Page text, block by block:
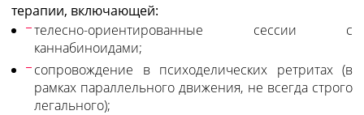
терапии, включающей:
телесно-ориентированные сессии с
каннабиноидами;
сопровождение в психоделических ретритах (в
рамках параллельного движения, не всегда строго
легального);